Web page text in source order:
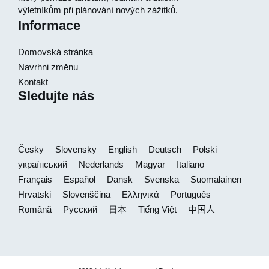
výletníkům při plánování nových zážitků.
Informace
Domovská stránka
Navrhni změnu
Kontakt
Sledujte nás
Česky Slovensky English Deutsch
Polski
український
Nederlands Magyar
Italiano
Français
Español Dansk Svenska
Suomalainen
Hrvatski
Slovenščina Ελληνικά
Português
Română
Русский 日本 Tiếng Việt 中国人